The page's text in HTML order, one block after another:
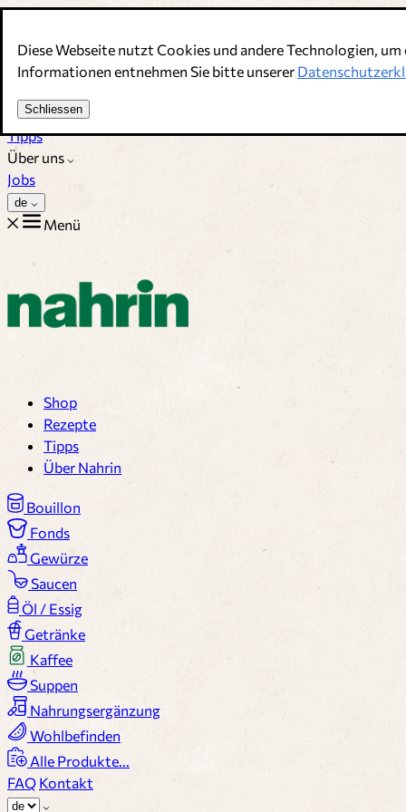
Diese Webseite nutzt Cookies und andere Technologien,
Informationen entnehmen Sie bitte unserer
Schliessen
Bouillons, Gewürze & Nahrungsergänzung. Schweizer
Rezepte
Tipps
Über uns
Jobs
de
Menü
Shop
Rezepte
Tipps
Über Nahrin
Bouillon
Fonds
Gewürze
Saucen
Öl / Essig
Getränke
Kaffee
Suppen
Nahrungsergänzung
Wohlbefinden
Alle Produkte...
FAQ Kontakt